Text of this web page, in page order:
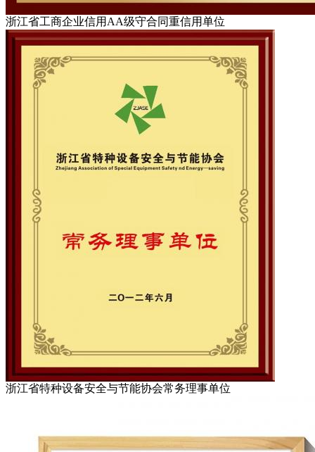
浙江省工商企业信用AA级守合同重信用单位
浙江省特种设备安全与节能协会常务理事单位